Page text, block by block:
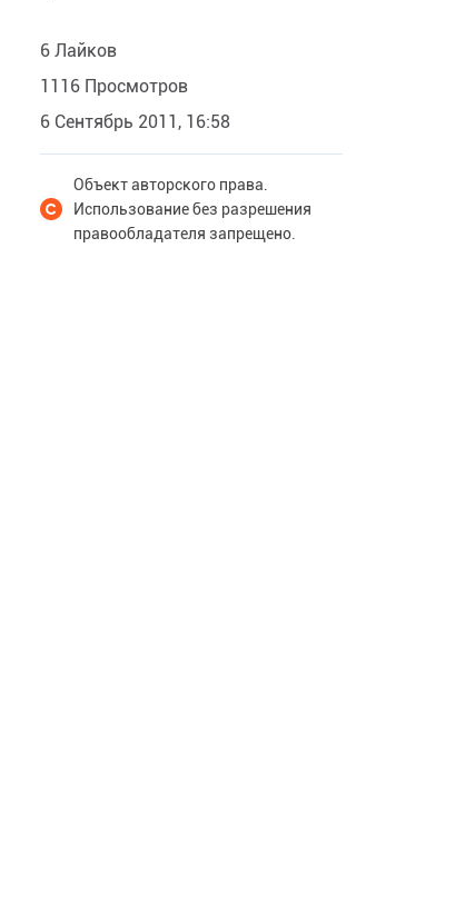
6 Лайков
1116 Просмотров
6 Сентябрь 2011, 16:58
Объект авторского права.
Использование без разрешения
правообладателя запрещено.